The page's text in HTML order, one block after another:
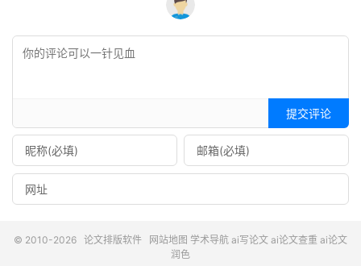
提交评论
© 2010-2026 论文排版软件 网站地图 学术导航 ai写论文 ai论文查重 ai论文
润色